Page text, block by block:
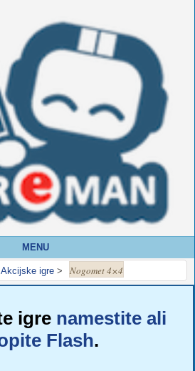
MENU
Akcijske igre > Nogomet 4×4
igre namestite ali
Flash.